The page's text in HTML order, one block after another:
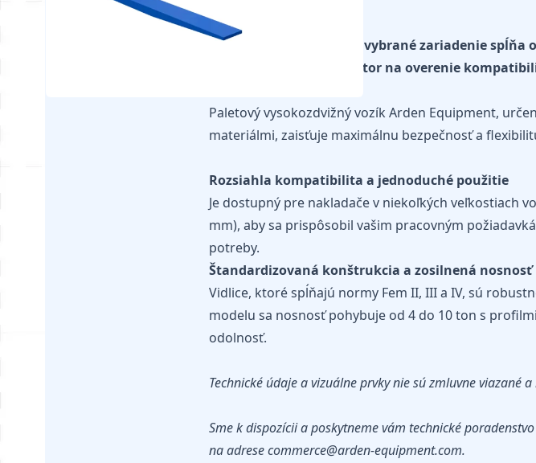
Je nevyhnutné overiť, či vybrané zariadenie
K dispozícii je konfigurátor na overenie
Paletový vysokozdvižný vozík Arden Equipment,
materiálmi, zaisťuje maximálnu bezpečnosť a
Rozsiahla kompatibilita a jednoduché použitie
Je dostupný pre nakladače v niekoľkých veľkostiach
mm), aby sa prispôsobil vašim pracovným
potreby.
Štandardizovaná konštrukcia a zosilnená nosnosť
Vidlice, ktoré spĺňajú normy Fem II, III a IV, sú
modelu sa nosnosť pohybuje od 4 do 10 ton s
odolnosť.
Technické údaje a vizuálne prvky nie sú zmluvne viazané
Sme k dispozícii a poskytneme vám technické
na adrese commerce@arden-equipment.com.